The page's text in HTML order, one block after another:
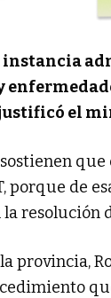
instancia
el
que
porque de
la
provincia,